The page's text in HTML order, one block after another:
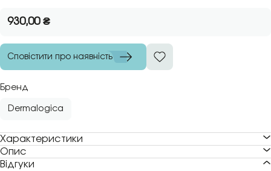
930,00₴
Сповістити про наявність
Бренд
Dermalogica
Характеристики
Опис
Відгуки